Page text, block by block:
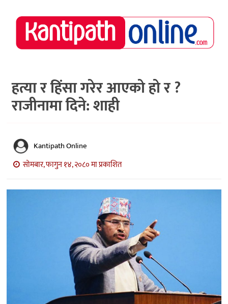
राष्ट्रिय
समाचार
नेपाल
अर्थ/
मनोरञ्जन
स्वास्थ्य
हत्या र हिंसा गरेर आएको हो र ?
राजीनामा दिने: शाही
Kantipath Online
सोमबार, फागुन १४, २०८० मा प्रकाशित